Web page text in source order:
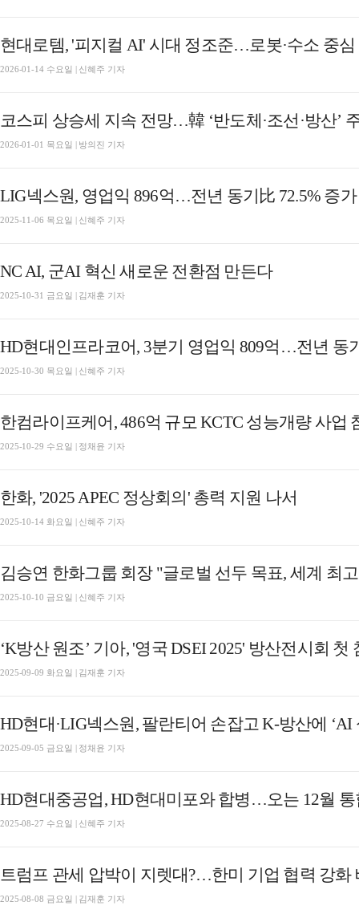
현대로템, '피지컬 AI' 시대 정조준…로봇·수소 중
2026-01-14 수요일 | 신혜주 기자
코스피 상승세 지속 전망…韓 ‘반도체·조선·방산’
2026-01-01 목요일 | 방의진 기자
LIG넥스원, 영업익 896억…전년 동기比 72.5% 증가
2025-11-06 목요일 | 신혜주 기자
NC AI, 군AI 혁신 새로운 전환점 만든다
2025-10-31 금요일 | 김재훈 기자
HD현대인프라코어, 3분기 영업익 809억…전년 동
2025-10-30 목요일 | 신혜주 기자
한컴라이프케어, 486억 규모 KCTC 성능개량 사업
2025-10-29 수요일 | 정채윤 기자
한화, '2025 APEC 정상회의' 총력 지원 나서
2025-10-14 화요일 | 신혜주 기자
김승연 한화그룹 회장 "글로벌 선두 목표, 세계 최
2025-10-10 금요일 | 신혜주 기자
‘K방산 원조’ 기아, '영국 DSEI 2025' 방산전시회 첫
2025-09-09 화요일 | 김재훈 기자
2025-09-05 금요일 | 정채윤 기자
HD현대중공업, HD현대미포와 합병…오는 12월
2025-08-27 수요일 | 신혜주 기자
트럼프 관세 압박이 지렛대?…한미 기업 협력 강화
2025-08-08 금요일 | 김재훈 기자